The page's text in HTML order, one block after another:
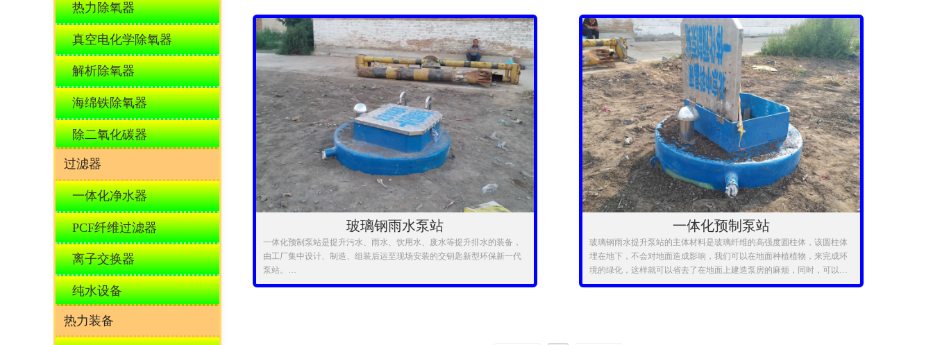
玻璃钢雨水泵站
一体化预制泵站是提升污水、雨水、饮用水、废水等提升排水的装备，
由工厂集中设计、制造、组装后运至现场安装的交钥匙新型环保新一代
泵站。
泵站系列产品具有工期短、安装方便、体积小、效率高、智能化网络化
一体化预制泵站
玻璃钢雨水提升泵站的主体材料是玻璃纤维的高强度圆柱体，该圆柱体
埋在地下，不会对地面造成影响，我们可以在地面种植植物，来完成环
境的绿化，这样就可以省去了在地面上建造泵房的麻烦，同时，可以在
进水口放置一个破碎筛网，这样一来在闸门井处就不需要再放置粉碎型
热力除氧器
真空电化学除氧器
解析除氧器
海绵铁除氧器
除二氧化碳器
过滤器
一体化净水器
PCF纤维过滤器
离子交换器
纯水设备
热力装备